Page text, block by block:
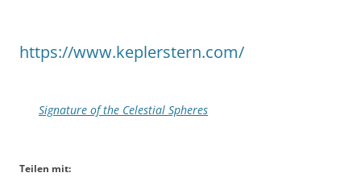
https://www.keplerstern.com/
Signature of the Celestial Spheres
Teilen mit: